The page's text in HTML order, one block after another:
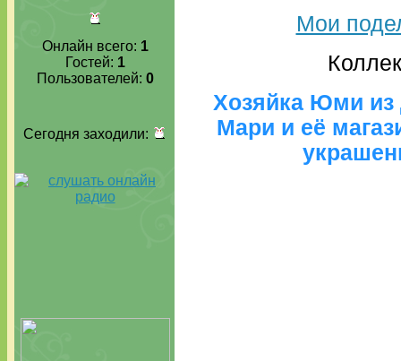
Онлайн всего: 1
Гостей: 1
Пользователей: 0
Сегодня заходили:
Мои
Хозяйка Юми из
Мари и её